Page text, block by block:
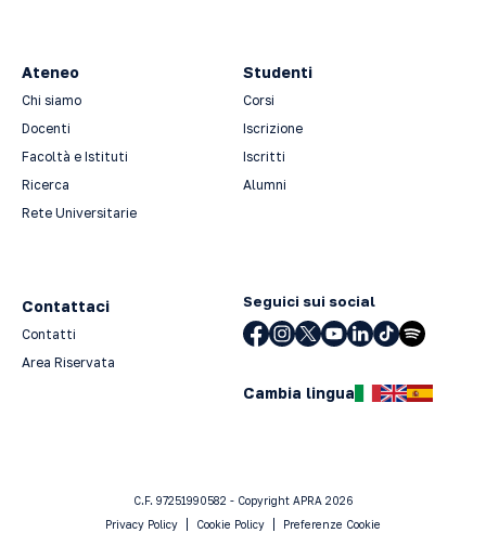
Ateneo
Chi siamo
Docenti
Facoltà e Istituti
Ricerca
Rete Universitarie
Studenti
Corsi
Iscrizione
Iscritti
Alumni
Contattaci
Contatti
Area Riservata
Seguici sui social
Cambia lingua
C.F. 97251990582 - Copyright APRA 2026
Privacy Policy
Cookie Policy Preferenze Cookie